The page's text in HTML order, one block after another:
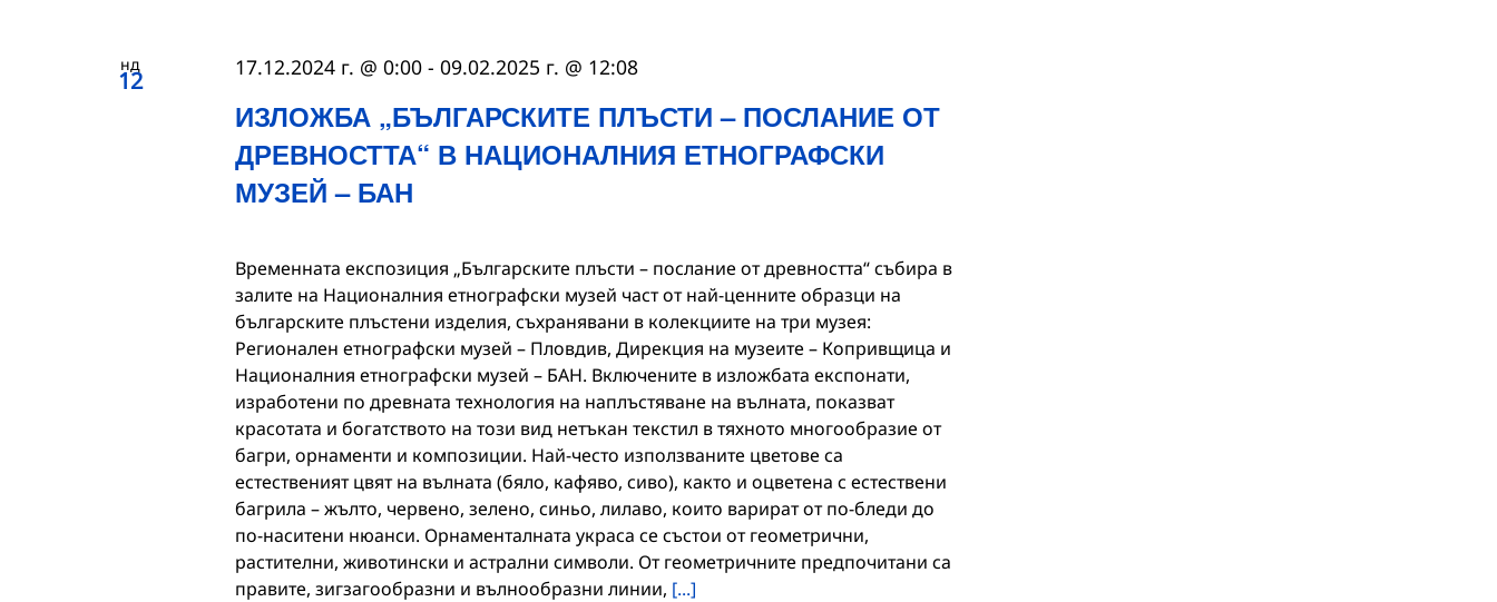
нд
12
ИЗЛОЖБА „БЪЛГАРСКИТЕ ПЛЪСТИ – ПОСЛАНИЕ ОТ
ДРЕВНОСТТА“ В НАЦИОНАЛНИЯ ЕТНОГРАФСКИ
МУЗЕЙ – БАН
17.12.2024 г. @ 0:00- 09.02.2025 г. @ 12:08
Временната експозиция „Българските плъсти – послание от древността“ събира в
залите на Националния етнографски музей част от най-ценните образци на
българските плъстени изделия, съхранявани в колекциите на три музея:
Регионален етнографски музей – Пловдив, Дирекция на музеите – Копривщица и
Националния етнографски музей – БАН. Включените в изложбата експонати,
изработени по древната технология на наплъстяване на вълната, показват
красотата и богатството на този вид нетъкан текстил в тяхното многообразие от
багри, орнаменти и композиции. Най-често използваните цветове са
естественият цвят на вълната (бяло, кафяво, сиво), както и оцветена с естествени
багрила – жълто, червено, зелено, синьо, лилаво, които варират от по-бледи до
по-наситени нюанси. Орнаменталната украса се състои от геометрични,
растителни, животински и астрални символи. От геометричните предпочитани са
правите, зигзагообразни и вълнообразни линии, [...]